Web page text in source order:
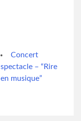
Concert
spectacle – “Rire
en musique”